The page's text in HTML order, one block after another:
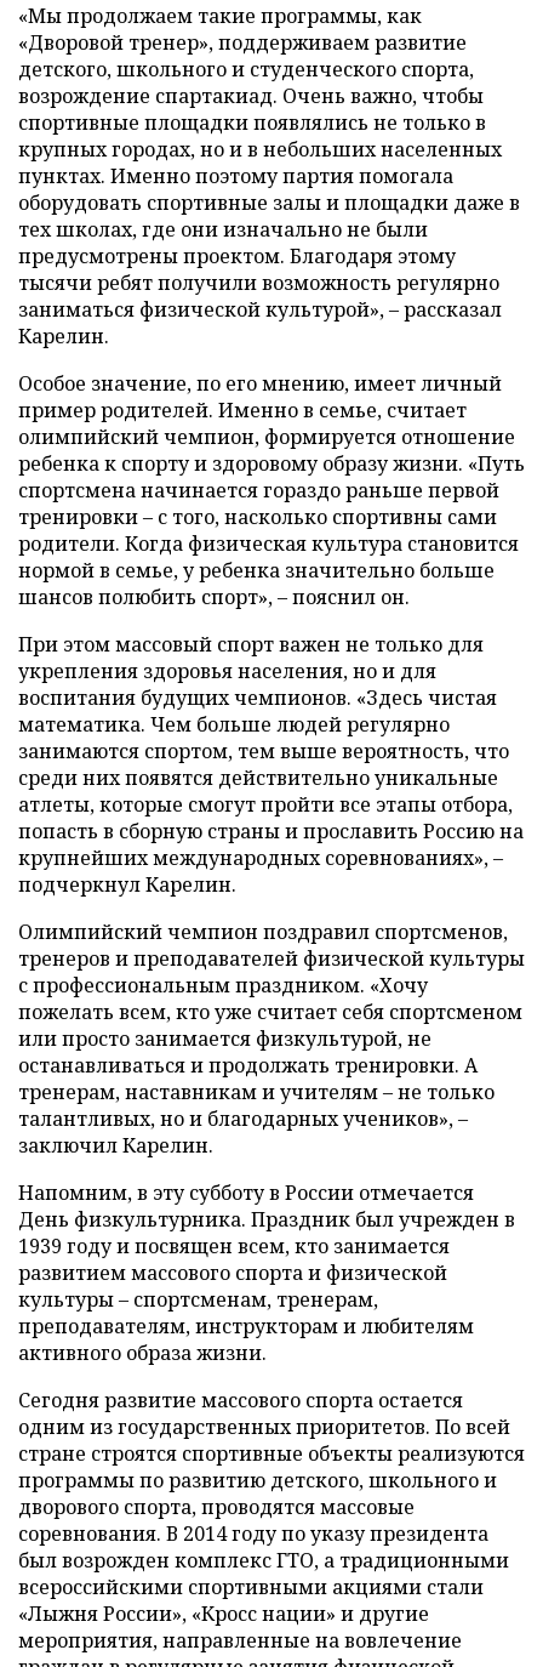
«Мы продолжаем такие программы, как
«Дворовой тренер», поддерживаем развитие
детского, школьного и студенческого спорта,
возрождение спартакиад. Очень важно, чтобы
спортивные площадки появлялись не только в
крупных городах, но и в небольших населенных
пунктах. Именно поэтому партия помогала
оборудовать спортивные залы и площадки даже в
тех школах, где они изначально не были
предусмотрены проектом. Благодаря этому
тысячи ребят получили возможность регулярно
заниматься физической культурой», – рассказал
Карелин.
Особое значение, по его мнению, имеет личный
пример родителей. Именно в семье, считает
олимпийский чемпион, формируется отношение
ребенка к спорту и здоровому образу жизни. «Путь
спортсмена начинается гораздо раньше первой
тренировки – с того, насколько спортивны сами
родители. Когда физическая культура становится
нормой в семье, у ребенка значительно больше
шансов полюбить спорт», – пояснил он.
При этом массовый спорт важен не только для
укрепления здоровья населения, но и для
воспитания будущих чемпионов. «Здесь чистая
математика. Чем больше людей регулярно
занимаются спортом, тем выше вероятность, что
среди них появятся действительно уникальные
атлеты, которые смогут пройти все этапы отбора,
попасть в сборную страны и прославить Россию на
крупнейших международных соревнованиях», –
подчеркнул Карелин.
Олимпийский чемпион поздравил спортсменов,
тренеров и преподавателей физической культуры
с профессиональным праздником. «Хочу
пожелать всем, кто уже считает себя спортсменом
или просто занимается физкультурой, не
останавливаться и продолжать тренировки. А
тренерам, наставникам и учителям – не только
талантливых, но и благодарных учеников», –
заключил Карелин.
Напомним, в эту субботу в России отмечается
День физкультурника. Праздник был учрежден в
1939 году и посвящен всем, кто занимается
развитием массового спорта и физической
культуры – спортсменам, тренерам,
преподавателям, инструкторам и любителям
активного образа жизни.
Сегодня развитие массового спорта остается
одним из государственных приоритетов. По всей
стране строятся спортивные объекты реализуются
программы по развитию детского, школьного и
дворового спорта, проводятся массовые
соревнования. В 2014 году по указу президента
был возрожден комплекс ГТО, а традиционными
всероссийскими спортивными акциями стали
«Лыжня России», «Кросс нации» и другие
мероприятия, направленные на вовлечение